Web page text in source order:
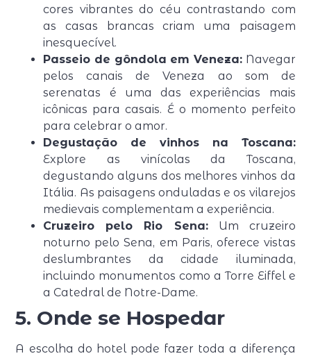
cores vibrantes do céu contrastando com
as casas brancas criam uma paisagem
inesquecível.
Passeio de gôndola em Veneza:Navegar
pelos canais de Veneza ao som de
serenatas é uma das experiências mais
icônicas para casais. É o momento perfeito
para celebrar o amor.
Degustação de vinhos na Toscana:
Explore as vinícolas da Toscana,
degustando alguns dos melhores vinhos da
Itália. As paisagens onduladas e os vilarejos
medievais complementam a experiência.
Cruzeiro pelo Rio Sena:Um cruzeiro
noturno pelo Sena, em Paris, oferece vistas
deslumbrantes da cidade iluminada,
incluindo monumentos como a Torre Eiffel e
a Catedral de Notre-Dame.
5. Onde se Hospedar
A escolha do hotel pode fazer toda a diferença